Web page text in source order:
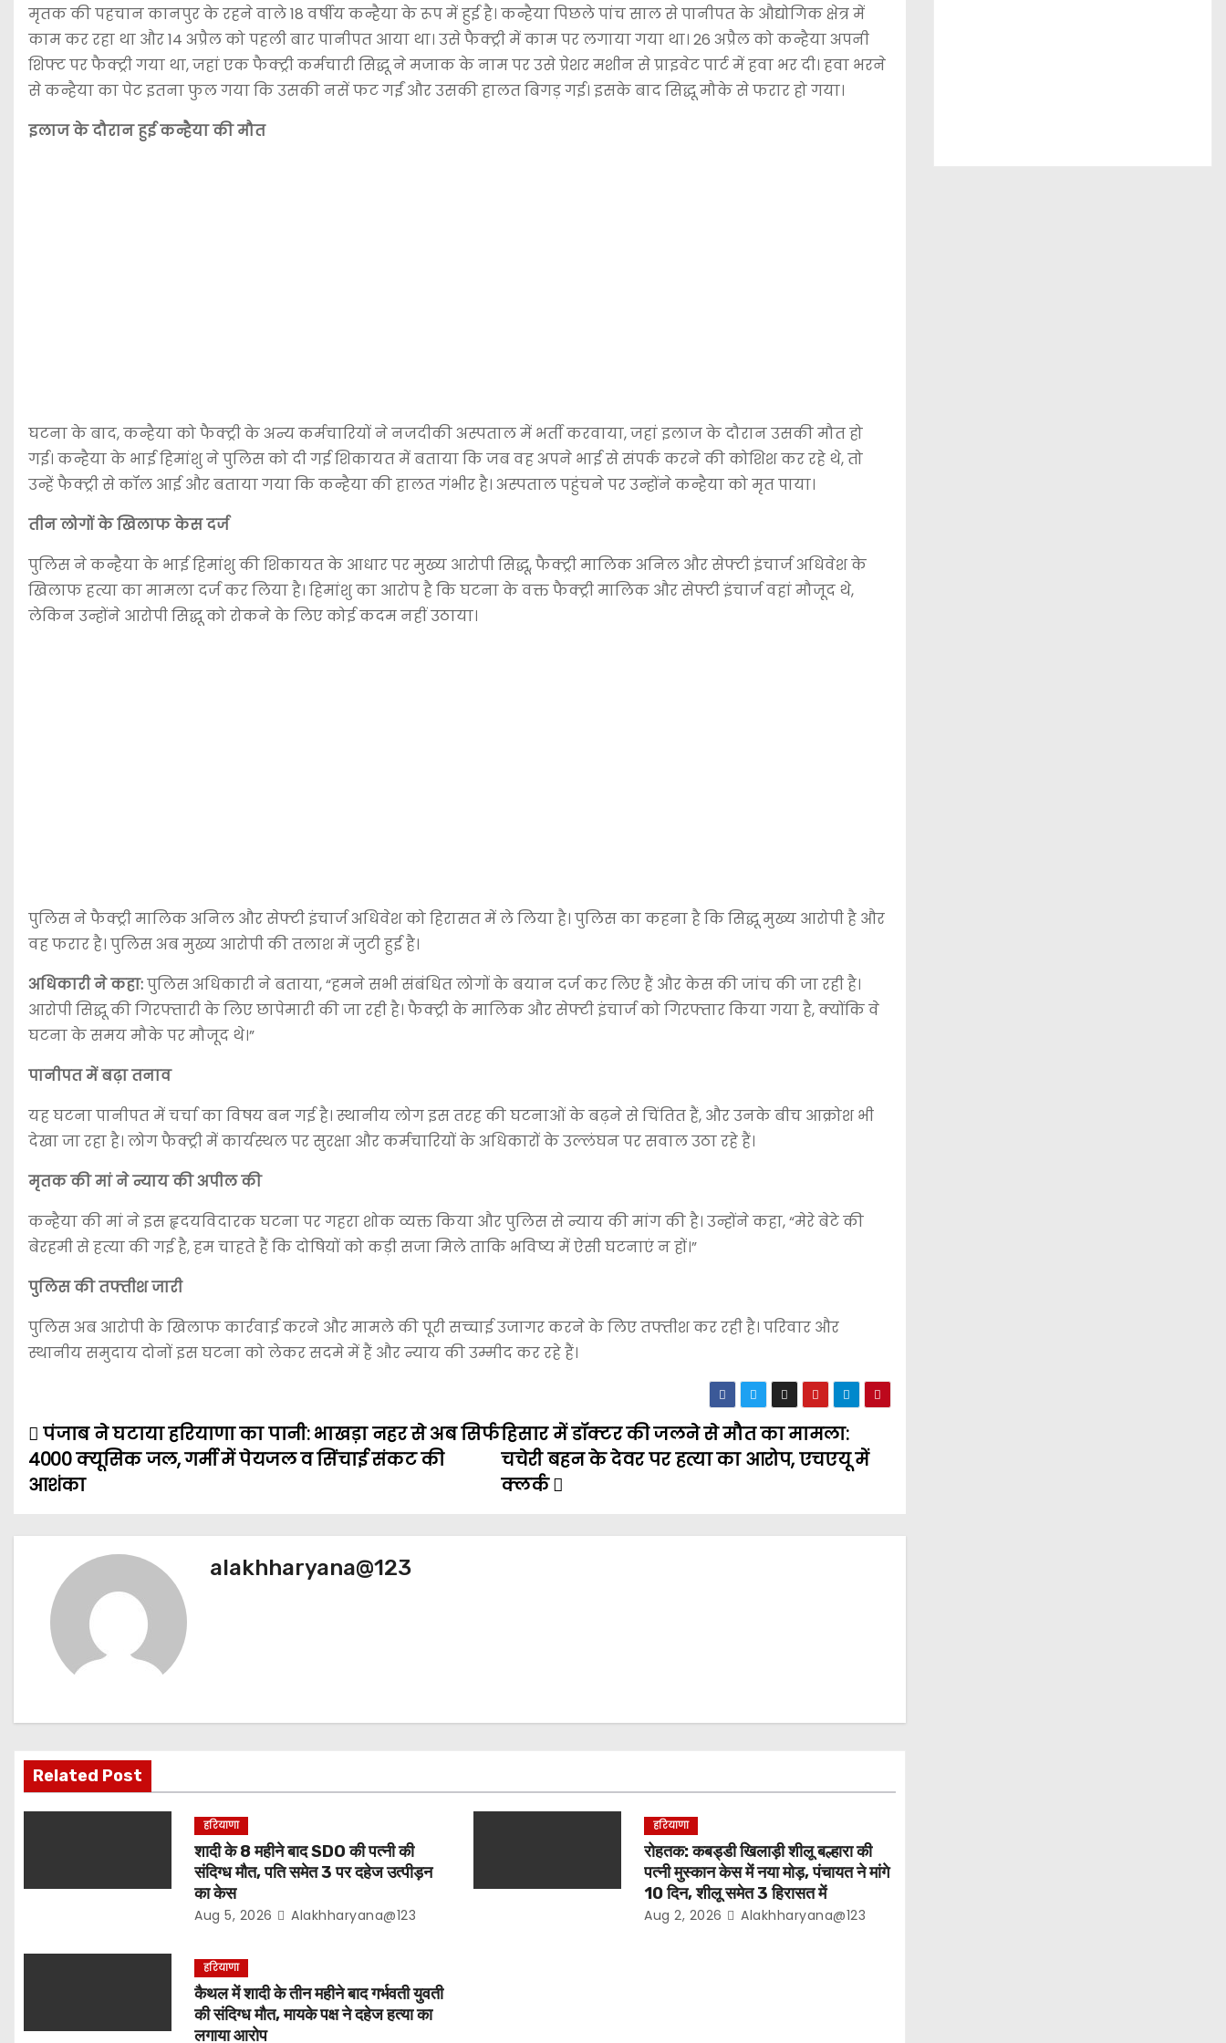
मृतक की पहचान कानपुर के रहने वाले 18 वर्षीय कन्हैया के रूप में हुई है। कन्हैया पिछले पांच साल से पानीपत के औद्योगिक क्षेत्र में
काम कर रहा था और 14 अप्रैल को पहली बार पानीपत आया था। उसे फैक्ट्री में काम पर लगाया गया था। 26 अप्रैल को कन्हैया अपनी
शिफ्ट पर फैक्ट्री गया था, जहां एक फैक्ट्री कर्मचारी सिद्धू ने मजाक के नाम पर उसे प्रेशर मशीन से प्राइवेट पार्ट में हवा भर दी। हवा भरने
से कन्हैया का पेट इतना फुल गया कि उसकी नसें फट गईं और उसकी हालत बिगड़ गई। इसके बाद सिद्धू मौके से फरार हो गया।
इलाज के दौरान हुई कन्हैया की मौत
घटना के बाद, कन्हैया को फैक्ट्री के अन्य कर्मचारियों ने नजदीकी अस्पताल में भर्ती करवाया, जहां इलाज के दौरान उसकी मौत हो
गई। कन्हैया के भाई हिमांशु ने पुलिस को दी गई शिकायत में बताया कि जब वह अपने भाई से संपर्क करने की कोशिश कर रहे थे, तो
उन्हें फैक्ट्री से कॉल आई और बताया गया कि कन्हैया की हालत गंभीर है। अस्पताल पहुंचने पर उन्होंने कन्हैया को मृत पाया।
तीन लोगों के खिलाफ केस दर्ज
पुलिस ने कन्हैया के भाई हिमांशु की शिकायत के आधार पर मुख्य आरोपी सिद्धू, फैक्ट्री मालिक अनिल और सेफ्टी इंचार्ज अधिवेश के
खिलाफ हत्या का मामला दर्ज कर लिया है। हिमांशु का आरोप है कि घटना के वक्त फैक्ट्री मालिक और सेफ्टी इंचार्ज वहां मौजूद थे,
लेकिन उन्होंने आरोपी सिद्धू को रोकने के लिए कोई कदम नहीं उठाया।
पुलिस ने फैक्ट्री मालिक अनिल और सेफ्टी इंचार्ज अधिवेश को हिरासत में ले लिया है। पुलिस का कहना है कि सिद्धू मुख्य आरोपी है और
वह फरार है। पुलिस अब मुख्य आरोपी की तलाश में जुटी हुई है।
अधिकारी ने कहा:पुलिस अधिकारी ने बताया, “हमने सभी संबंधित लोगों के बयान दर्ज कर लिए हैं और केस की जांच की जा रही है।
आरोपी सिद्धू की गिरफ्तारी के लिए छापेमारी की जा रही है। फैक्ट्री के मालिक और सेफ्टी इंचार्ज को गिरफ्तार किया गया है, क्योंकि वे
घटना के समय मौके पर मौजूद थे।”
पानीपत में बढ़ा तनाव
यह घटना पानीपत में चर्चा का विषय बन गई है। स्थानीय लोग इस तरह की घटनाओं के बढ़ने से चिंतित हैं, और उनके बीच आक्रोश भी
देखा जा रहा है। लोग फैक्ट्री में कार्यस्थल पर सुरक्षा और कर्मचारियों के अधिकारों के उल्लंघन पर सवाल उठा रहे हैं।
मृतक की मां ने न्याय की अपील की
कन्हैया की मां ने इस हृदयविदारक घटना पर गहरा शोक व्यक्त किया और पुलिस से न्याय की मांग की है। उन्होंने कहा, “मेरे बेटे की
बेरहमी से हत्या की गई है, हम चाहते हैं कि दोषियों को कड़ी सजा मिले ताकि भविष्य में ऐसी घटनाएं न हों।”
पुलिस की तफ्तीश जारी
पुलिस अब आरोपी के खिलाफ कार्रवाई करने और मामले की पूरी सच्चाई उजागर करने के लिए तफ्तीश कर रही है। परिवार और
स्थानीय समुदाय दोनों इस घटना को लेकर सदमे में हैं और न्याय की उम्मीद कर रहे हैं।
P
o
a
o
हिसार में डॉक्टर की जलने से मौत का मामला:
चचेरी बहन के देवर पर हत्या का आरोप, एचएयू में
क्लर्क
पंजाब ने घटाया हरियाणा का पानी: भाखड़ा नहर से अब सिर्फ
4000 क्यूसिक जल, गर्मी में पेयजल व सिंचाई संकट की
आशंका
alakhharyana@123
Related Post
हरियाणा
शादी के 8 महीने बाद SDO की पत्नी की
संदिग्ध मौत, पति समेत 3 पर दहेज उत्पीड़न
का केस
Aug 5, 2026 Alakhharyana@123
हरियाणा
रोहतक: कबड्डी खिलाड़ी शीलू बल्हारा की
पत्नी मुस्कान केस में नया मोड़, पंचायत ने मांगे
10 दिन, शीलू समेत 3 हिरासत में
Aug 2, 2026 Alakhharyana@123
हरियाणा
कैथल में शादी के तीन महीने बाद गर्भवती युवती
की संदिग्ध मौत, मायके पक्ष ने दहेज हत्या का
लगाया आरोप